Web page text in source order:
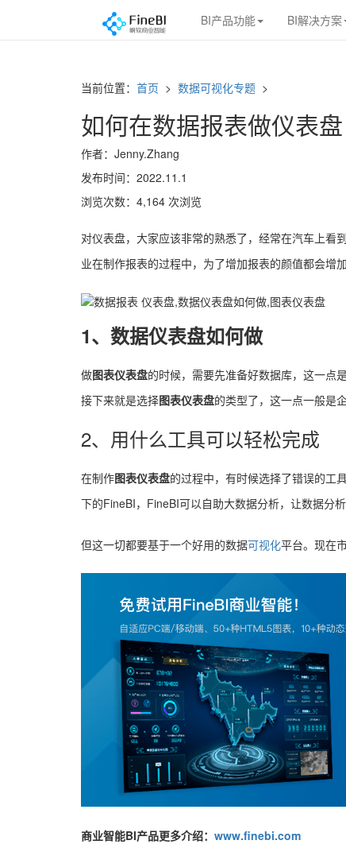
BI产品功能 BI解决方案
当前位置： 首页 > 数据可视化专题 >
如何在数据报表做仪表
作者：Jenny.Zhang
发布时间：2022.11.1
浏览次数：4,164 次浏览
对仪表盘，大家应该非常的熟悉了，经常在汽车上看
业在制作报表的过程中，为了增加报表的颜值都会增
1、数据仪表盘如何做
做图表仪表盘的时候，需要先准备好数据库，这一点
接下来就是选择图表仪表盘的类型了，这一点一般是
2、用什么工具可以轻松完成
在制作图表仪表盘的过程中，有时候选择了错误的工
下的FineBI，FineBI可以自助大数据分析，让数据分析
但这一切都要基于一个好用的数据可视化平台。现在
商业智能BI产品更多介绍： www.finebi.com